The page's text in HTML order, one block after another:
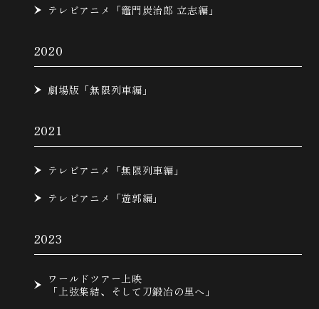
テレビアニメ「竈門炭治郎 立志編」
2020
劇場版「無限列車編」
2021
テレビアニメ「無限列車編」
テレビアニメ「遊郭編」
2023
ワールドツアー上映
「上弦集結、そして刀鍛冶の里へ」